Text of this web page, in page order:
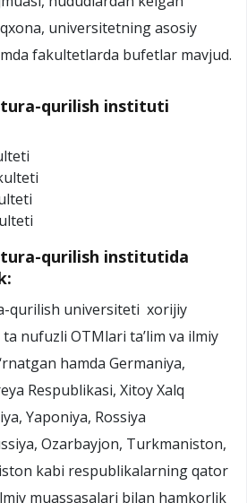
universitetning asosiy
fakultetlarda bufetlar mavjud.
qurilish instituti
qurilish institutida
qurilish universiteti xorijiy
nufuzli OTMlari ta’lim va ilmiy
hamda Germaniya,
Respublikasi, Xitoy Xalq
Yaponiya, Rossiya
Ozarbayjon, Turkmaniston,
kabi respublikalarning qator
muassasalari bilan hamkorlik